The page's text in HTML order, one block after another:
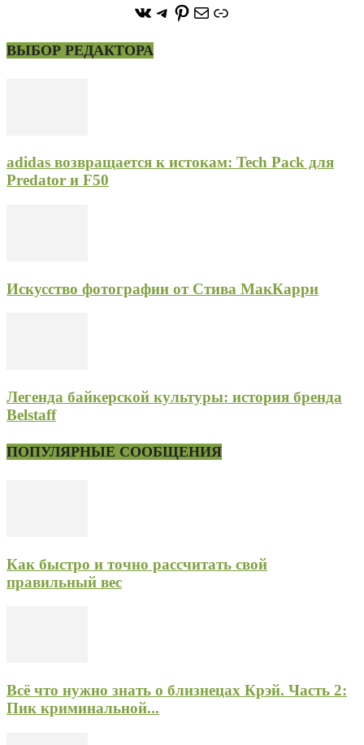
https://vk.com/
https://t.me/stoneforest
https://
ПочтаСсылка
ВЫБОР РЕДАКТОРА
adidas возвращается к истокам: Tech Pack для
Predator и F50
Искусство фотографии от Стива МакКарри
Легенда байкерской культуры: история бренда
Belstaff
ПОПУЛЯРНЫЕ СООБЩЕНИЯ
Как быстро и точно рассчитать свой
правильный вес
Всё что нужно знать о близнецах Крэй. Часть 2:
Пик криминальной...